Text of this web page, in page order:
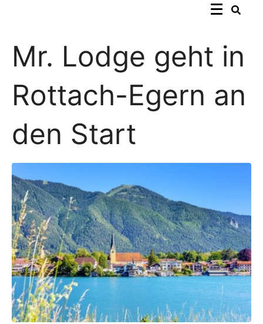
Mr. Lodge geht in
Rottach-Egern an
den Start